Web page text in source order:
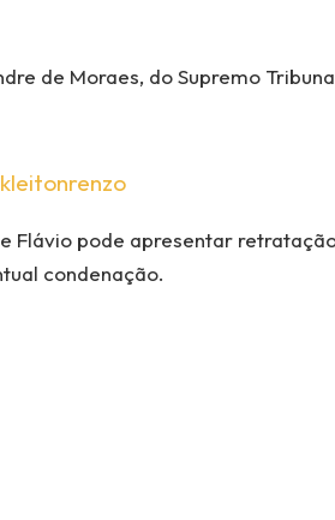
de Moraes, do Supremo
Flávio pode apresentar
condenação.